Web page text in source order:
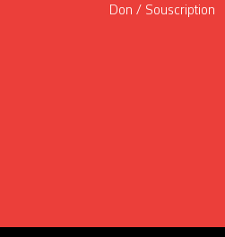
Don / Souscription